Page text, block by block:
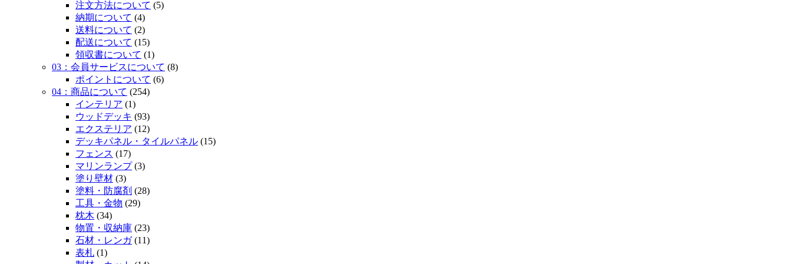
注文方法について (5)
納期について (4)
送料について (2)
配送について (15)
領収書について (1)
03：会員サービスについて (8)
ポイントについて (6)
04：商品について (254)
インテリア (1)
ウッドデッキ (93)
エクステリア (12)
デッキパネル・タイルパネル (15)
フェンス (17)
マリンランプ(3)
塗り壁材 (3)
塗料・防腐剤 (28)
工具・金物 (29)
枕木 (34)
物置・収納庫 (23)
石材・レンガ(11)
表札 (1)